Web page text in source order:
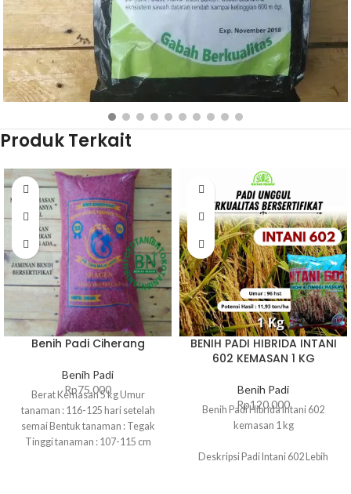
Produk Terkait
Benih Padi Ciherang
Benih Padi
Rp75.000
Berat Kemasan 5 kg Umur
tanaman : 116-125 hari setelah
semai Bentuk tanaman : Tegak
Tinggi tanaman : 107-115 cm
BENIH PADI HIBRIDA INTANI
602 KEMASAN 1 KG
Benih Padi
Rp120.000
Benih Padi Hibrida Intani 602
kemasan 1 kg
Deskripsi Padi Intani 602 Lebih